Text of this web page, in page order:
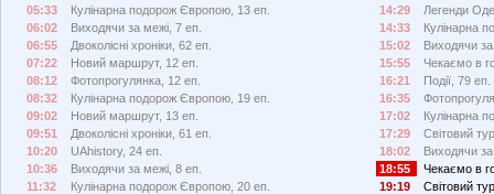
05:33
Кулінарна подорож Європою, 13 еп.
06:02
Виходячи за межі, 7 еп.
06:55
Двоколісні хроніки, 62 еп.
07:22
Новий маршрут, 12 еп.
08:12
Фотопрогулянка, 12 еп.
08:32
Кулінарна подорож Європою, 19 еп.
09:02
Новий маршрут, 13 еп.
09:51
Двоколісні хроніки, 61 еп.
10:20
UAhistory, 24 еп.
10:36
Виходячи за межі, 8 еп.
11:32
Кулінарна подорож Європою, 20 еп.
14:29
Легенди
14:33
Кулінарна
15:02
Виходячи
15:55
Чекаємо в
16:21
Події, 79 еп.
16:35
17:02
Кулінарна
17:29
Світовий
18:02
Виходячи
18:55
Чекаємо в
19:19
Світовий